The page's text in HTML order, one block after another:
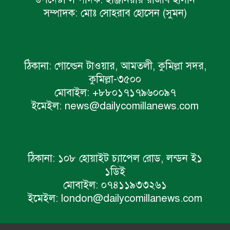
সম্পাদক: মোঃ সোহরাব হোসেন (সুমন)
ঠিকানা: গোল্ডেন টাওয়ার, আমতলী, কুমিল্লা সদর,
কুমিল্লা-৩৫০০
মোবাইল: +৮৮০১৭১৭৯৬০০৯৭
ইমেইল: news@dailycomillanews.com
ঠিকানা: ১০৮ হোয়াইট চ্যাপেল রোড, লন্ডন ই১
১ডিই
মোবাইল: ০৭৪১১৯৩৩২৬১
ইমেইল: london@dailycomillanews.com